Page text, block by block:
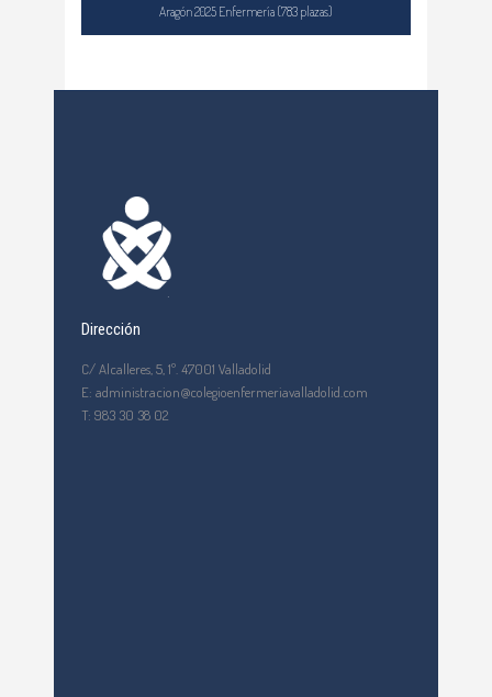
Aragón 2025 Enfermería (783 plazas)
Dirección
C/ Alcalleres, 5, 1º. 47001 Valladolid
E: administracion@colegioenfermeriavalladolid.com
T: 983 30 38 02